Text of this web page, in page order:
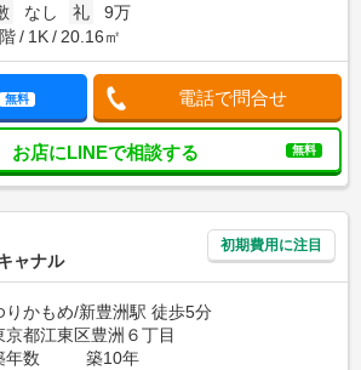
なし 礼
9万
1K 20.16㎡
無料 電話で問合せ
お店にLINEで相談する 無料
ャナル
初期費用に注目
りかもめ/新豊洲駅 徒歩5分
京都江東区豊洲６丁目
年数
築10年